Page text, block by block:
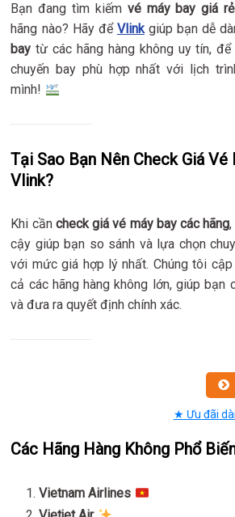
Bạn đang tìm kiếm vé máy bay giá rẻ
hãng nào? Hãy để Vlinkgiúp bạn dễ
bay từ các hãng hàng không uy tín,
chuyến bay phù hợp nhất với lịch
mình!
Tại Sao Bạn Nên Check Giá Vé
Vlink?
Khi cần check giá vé máy bay các hãng,
cậy giúp bạn so sánh và lựa chọn
với mức giá hợp lý nhất. Chúng tôi
cả các hãng hàng không lớn, giúp bạn
và đưa ra quyết định chính xác.
★ Ưu đãi
Các Hãng Hàng Không Phổ
Vietnam Airlines